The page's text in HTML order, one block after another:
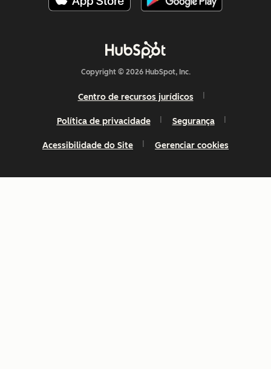
Copyright © 2026 HubSpot, Inc.
Centro de recursos jurídicos
Política de privacidade Segurança
Acessibilidade do Site Gerenciar cookies